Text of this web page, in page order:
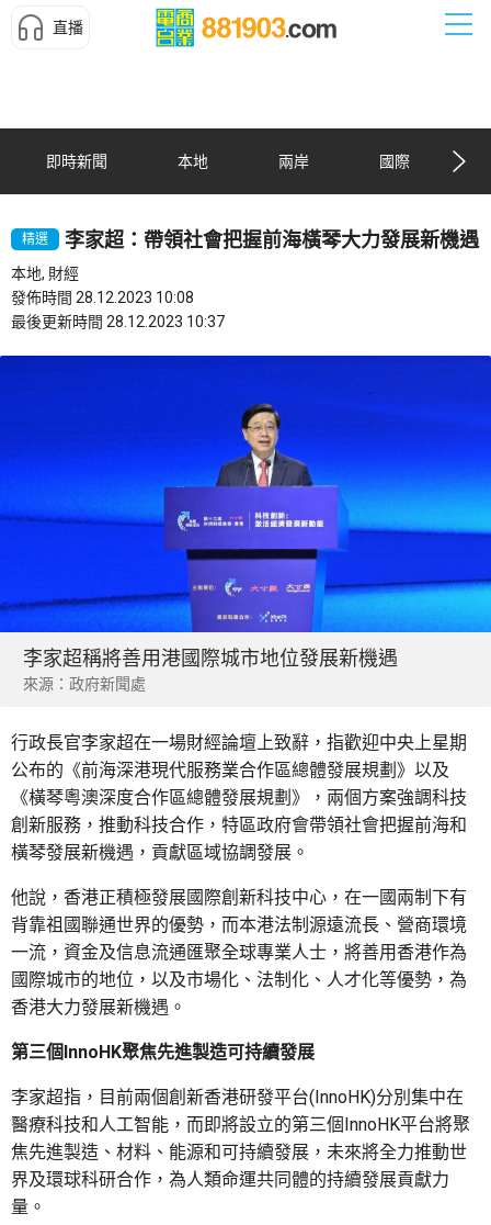
直播
即時新聞 本地 兩岸 國際
精選 李家超：帶領社會把握前海橫琴大力發展新機遇
本地, 財經
發佈時間 28.12.2023 10:08
最後更新時間 28.12.2023 10:37
李家超稱將善用港國際城市地位發展新機遇
來源：政府新聞處
行政長官李家超在一場財經論壇上致辭，指歡迎中央上星期
公布的《前海深港現代服務業合作區總體發展規劃》以及
《橫琴粵澳深度合作區總體發展規劃》，兩個方案強調科技
創新服務，推動科技合作，特區政府會帶領社會把握前海和
橫琴發展新機遇，貢獻區域協調發展。
他說，香港正積極發展國際創新科技中心，在一國兩制下有
背靠祖國聯通世界的優勢，而本港法制源遠流長、營商環境
一流，資金及信息流通匯聚全球專業人士，將善用香港作為
國際城市的地位，以及市場化、法制化、人才化等優勢，為
香港大力發展新機遇。
第三個InnoHK聚焦先進製造可持續發展
李家超指，目前兩個創新香港研發平台(InnoHK)分別集中在
醫療科技和人工智能，而即將設立的第三個InnoHK平台將聚
焦先進製造、材料、能源和可持續發展，未來將全力推動世
界及環球科研合作，為人類命運共同體的持續發展貢獻力
量。